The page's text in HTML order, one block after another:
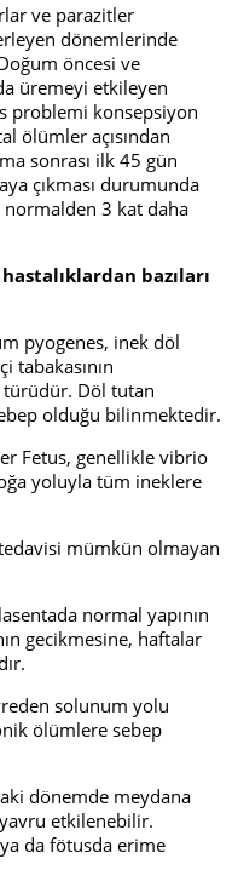
ve parazitler
dönemlerinde
öncesi ve
üremeyi etkileyen
problemi konsepsiyon
ölümler açısından
sonrası ilk 45 gün
çıkması durumunda
3 kat daha
bazıları
pyogenes, inek döl
tabakasının
türüdür. Döl tutan
olduğu bilinmektedir.
Fetus, genellikle vibrio
yoluyla tüm ineklere
mümkün olmayan
normal yapının
gecikmesine, haftalar
solunum yolu
ölümlere sebep
dönemde meydana
etkilenebilir.
da fötusda erime